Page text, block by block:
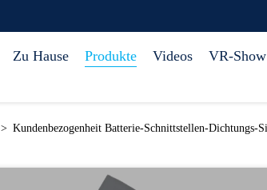
Zu Hause Produkte Videos VR-Show
> Kundenbezogenheit Batterie-Schnittstellen-